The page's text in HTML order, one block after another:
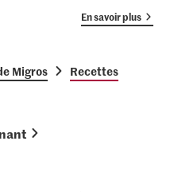
En savoir plus
Migros Recettes